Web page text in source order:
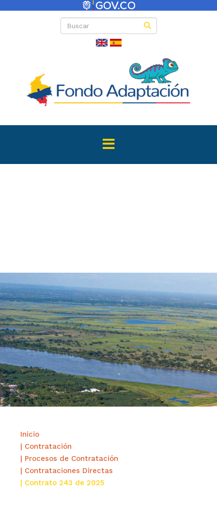
Directas
Inicio
| Contratación
| Procesos de Contratación
| Contrataciones Directas
| Contrato 243 de 2025